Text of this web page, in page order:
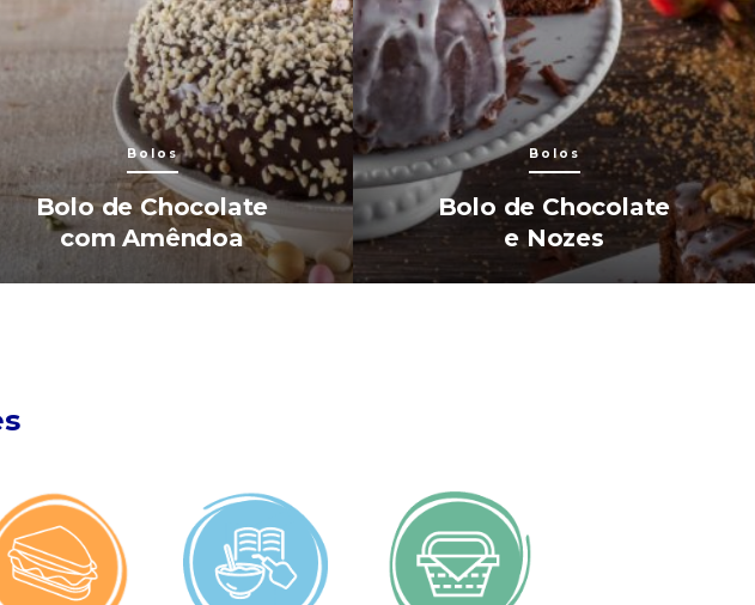
Bolos
Bolo de Chocolate
com Amêndoa
Bolos
Bolo de Chocolate
e Nozes